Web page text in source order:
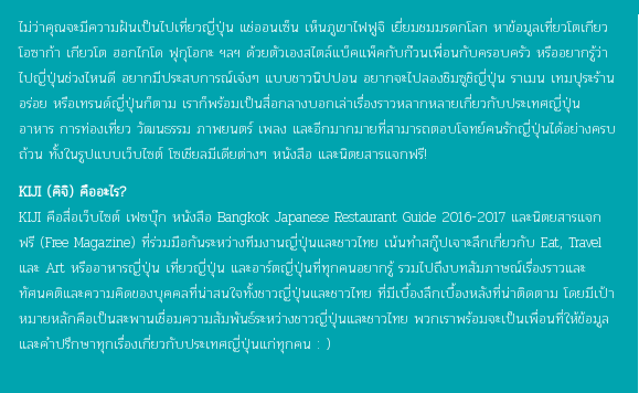
ไม่ว่าคุณจะมีความฝันเป็นไปเที่ยวญี่ปุ่น แช่ออนเซ็น เห็นภูเขาไฟฟูจิ เยี่ยมชมมรดกโลก หาข้อมูลเที่ยวโตเกียว
โอซาก้า เกียวโต ฮอกไกโด ฟุกุโอกะ ฯลฯ ด้วยตัวเองสไตล์แบ็คแพ็คกับก๊วนเพื่อนกับครอบครัว หรืออยากรู้ว่า
ไปญี่ปุ่นช่วงไหนดี อยากมีประสบการณ์เจ๋งๆ แบบชาวนิปปอน อยากจะไปลองชิมซูชิญี่ปุ่น ราเมน เทมปุระร้าน
อร่อย หรือเทรนด์ญี่ปุ่นก็ตาม เราก็พร้อมเป็นสื่อกลางบอกเล่าเรื่องราวหลากหลายเกี่ยวกับประเทศญี่ปุ่น
อาหาร การท่องเที่ยว วัฒนธรรม ภาพยนตร์ เพลง และอีกมากมายที่สามารถตอบโจทย์คนรักญี่ปุ่นได้อย่างครบ
ถ้วน ทั้งในรูปแบบเว็บไซต์ โซเชียลมีเดียต่างๆ หนังสือ และนิตยสารแจกฟรี!
KIJI (คิจิ) คืออะไร?
KIJI คือสื่อเว็บไซต์ เฟซบุ๊ก หนังสือ Bangkok Japanese Restaurant Guide 2016-2017 และนิตยสารแจก
ฟรี (Free Magazine) ที่ร่วมมือกันระหว่างทีมงานญี่ปุ่นและชาวไทย เน้นทำสกู๊ปเจาะลึกเกี่ยวกับ Eat, Travel
และ Art หรืออาหารญี่ปุ่น เที่ยวญี่ปุ่น และอาร์ตญี่ปุ่นที่ทุกคนอยากรู้ รวมไปถึงบทสัมภาษณ์เรื่องราวและ
ทัศนคติและความคิดของบุคคลที่น่าสนใจทั้งชาวญี่ปุ่นและชาวไทย ที่มีเบื้องลึกเบื้องหลังที่น่าติดตาม โดยมีเป้า
หมายหลักคือเป็นสะพานเชื่อมความสัมพันธ์ระหว่างชาวญี่ปุ่นและชาวไทย พวกเราพร้อมจะเป็นเพื่อนที่ให้ข้อมูล
และคำปรึกษาทุกเรื่องเกี่ยวกับประเทศญี่ปุ่นแก่ทุกคน : )